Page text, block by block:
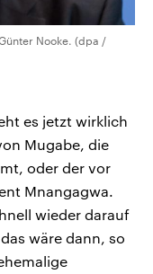
Nooke. (dpa /
es jetzt wirklich
Mugabe, die
oder der vor
Mnangagwa.
wieder darauf
wäre dann, so